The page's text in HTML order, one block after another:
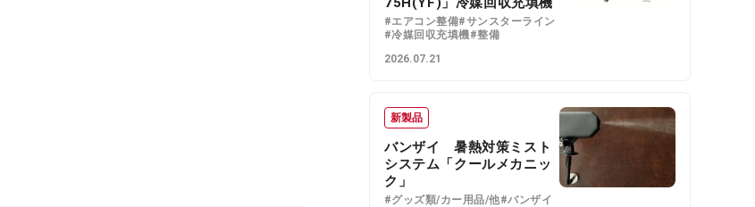
#エアコン整備#サンスターライン
#冷媒回収充填機#整備
2026.07.21
新製品
バンザイ 暑熱対策ミスト
システム「クールメカニッ
ク」
#グッズ類/カー用品/他#バンザイ